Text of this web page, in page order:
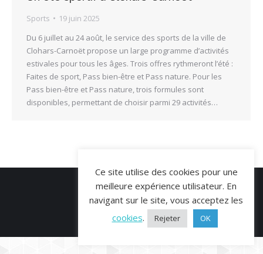
Sports
19 juin 2025
Du 6 juillet au 24 août, le service des sports de la ville de
Clohars-Carnoët propose un large programme d’activités
estivales pour tous les âges. Trois offres rythmeront l’été :
Faites de sport, Pass bien-être et Pass nature. Pour les
Pass bien-être et Pass nature, trois formules sont
disponibles, permettant de choisir parmi 29 activités…
© VERDI COM' 2026
Ce site utilise des cookies pour une
meilleure expérience utilisateur. En
navigant sur le site, vous acceptez les
cookies. Rejeter OK